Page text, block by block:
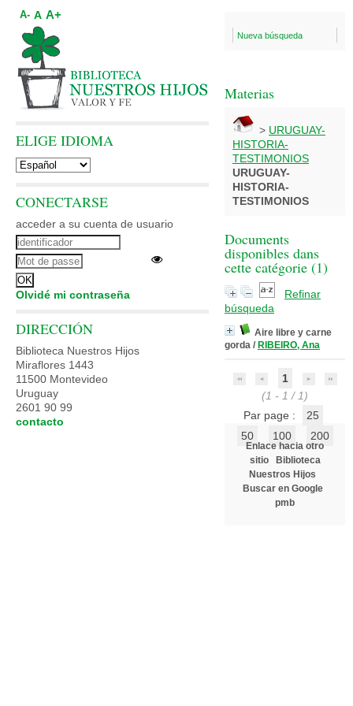
Nueva búsqueda
Materias
> URUGUAY-
HISTORIA-
TESTIMONIOS
URUGUAY-
HISTORIA-
TESTIMONIOS
Documents
disponibles dans
cette catégorie (1)
Refinar
búsqueda
Aire libre y carne
gorda / RIBEIRO, Ana
1
(1 - 1 / 1)
Par page :
25
50
100 200
Enlace hacia otro
sitio
Biblioteca
Nuestros Hijos
Buscar en Google
pmb
A- A A+
ELIGE IDIOMA
CONECTARSE
acceder a su cuenta de usuario
Olvidé mi contraseña
DIRECCIÓN
Biblioteca Nuestros Hijos
Miraflores 1443
11500 Montevideo
Uruguay
2601 90 99
contacto